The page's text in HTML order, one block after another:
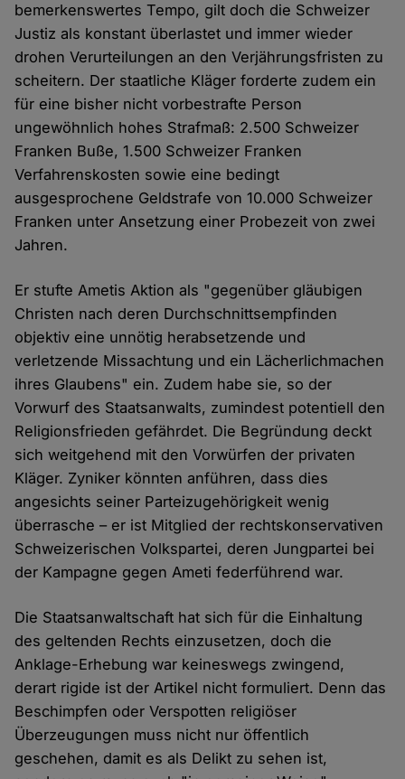
bemerkenswertes Tempo, gilt doch die Schweizer
Justiz als konstant überlastet und immer wieder
drohen Verurteilungen an den Verjährungsfristen zu
scheitern. Der staatliche Kläger forderte zudem ein
für eine bisher nicht vorbestrafte Person
ungewöhnlich hohes Strafmaß: 2.500 Schweizer
Franken Buße, 1.500 Schweizer Franken
Verfahrenskosten sowie eine bedingt
ausgesprochene Geldstrafe von 10.000 Schweizer
Franken unter Ansetzung einer Probezeit von zwei
Jahren.
Er stufte Ametis Aktion als "gegenüber gläubigen
Christen nach deren Durchschnittsempfinden
objektiv eine unnötig herabsetzende und
verletzende Missachtung und ein Lächerlichmachen
ihres Glaubens" ein. Zudem habe sie, so der
Vorwurf des Staatsanwalts, zumindest potentiell den
Religionsfrieden gefährdet. Die Begründung deckt
sich weitgehend mit den Vorwürfen der privaten
Kläger. Zyniker könnten anführen, dass dies
angesichts seiner Parteizugehörigkeit wenig
überrasche – er ist Mitglied der rechtskonservativen
Schweizerischen Volkspartei, deren Jungpartei bei
der Kampagne gegen Ameti federführend war.
Die Staatsanwaltschaft hat sich für die Einhaltung
des geltenden Rechts einzusetzen, doch die
Anklage-Erhebung war keineswegs zwingend,
derart rigide ist der Artikel nicht formuliert. Denn das
Beschimpfen oder Verspotten religiöser
Überzeugungen muss nicht nur öffentlich
geschehen, damit es als Delikt zu sehen ist,